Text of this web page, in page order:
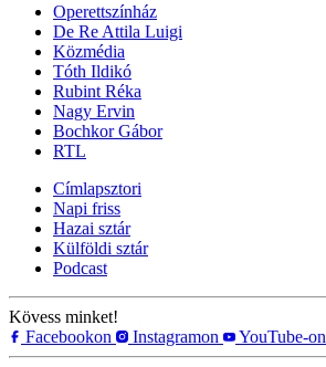
Operettszínház
De Re Attila Luigi
Közmédia
Tóth Ildikó
Rubint Réka
Nagy Ervin
Bochkor Gábor
RTL
Címlapsztori
Napi friss
Hazai sztár
Külföldi sztár
Podcast
Kövess minket!
Facebookon
Instagramon YouTube-on